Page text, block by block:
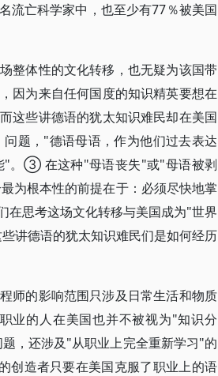
流亡科学家中，也至少有77％被美国
整体性的文化转移，也无疑为该国带
因为来自任何国度的知识精英要想在
这些讲德语的犹太知识难民却在美国
题，"德语母语，作为他们过去表达
"。③ 在这种"母语丧失"或"母语被剥
为根本性的前提在于：必须尽快地掌
在思考这场文化转移与美国成为"世界
讲德语的犹太知识难民们是如何经历
师的影响范围只涉及日常生活和物质
业的人在美国也并不被视为"知识分
，还涉及"从职业上完全重新学习"的
造者只要在美国克服了职业上的语